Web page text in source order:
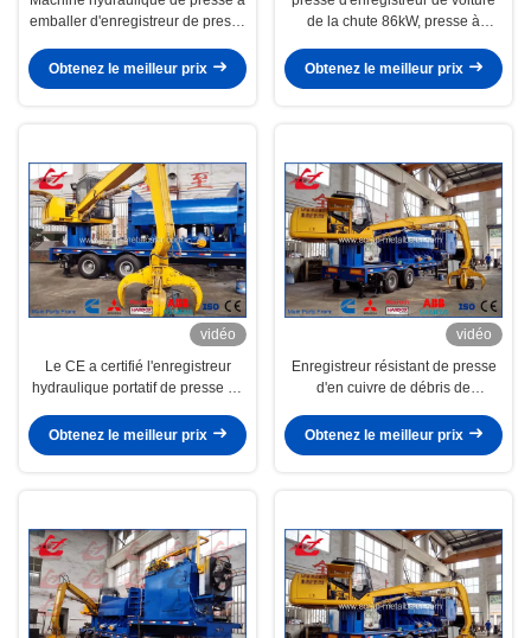
emballer d'enregistreur de presse
mitraille dans des balles
Obtenez le meilleur prix
de la chute 86kW, presse à
presse avec Tailer et grippage
Obtenez le meilleur prix
vidéo
Le CE a certifié l'enregistreur
hydraulique portatif de presse de
lumière de chute de voiture
Obtenez le meilleur prix
vidéo
Enregistreur résistant de presse
d'en cuivre de débris de
commande diesel de Cummins
Obtenez le meilleur prix